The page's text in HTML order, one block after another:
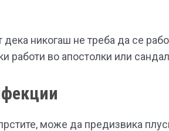
дека никогаш не треба да се
работи во апостолки или
може да предизвика